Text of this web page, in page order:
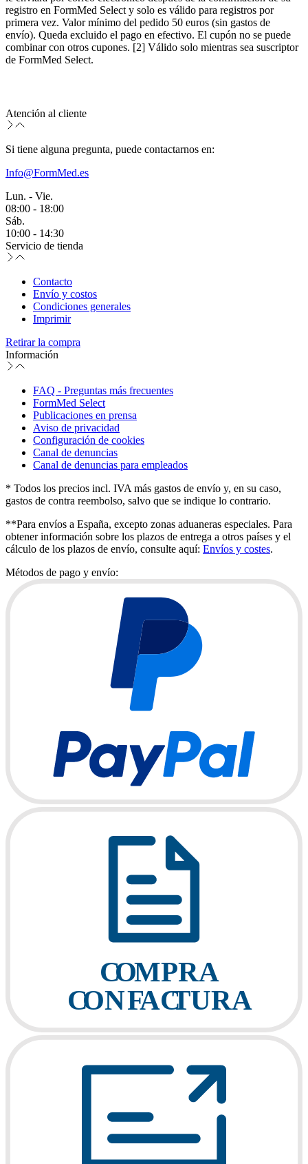
registro en FormMed Select y solo es válido para registros por
primera vez. Valor mínimo del pedido 50 euros (sin gastos de
envío). Queda excluido el pago en efectivo. El cupón no se puede
combinar con otros cupones. [2] Válido solo mientras sea suscriptor
de FormMed Select.
Atención al cliente
Si tiene alguna pregunta, puede contactarnos en:
Info@FormMed.es
Lun. - Vie.
08:00 - 18:00
Sáb.
10:00 - 14:30
Servicio de tienda
Contacto
Envío y costos
Condiciones generales
Imprimir
Retirar la compra
Información
FAQ - Preguntas más frecuentes
FormMed Select
Publicaciones en prensa
Aviso de privacidad
Configuración de cookies
Canal de denuncias
Canal de denuncias para empleados
* Todos los precios incl. IVA más gastos de envío y, en su caso,
gastos de contra reembolso, salvo que se indique lo contrario.
**Para envíos a España, excepto zonas aduaneras especiales. Para
obtener información sobre los plazos de entrega a otros países y el
cálculo de los plazos de envío, consulte aquí: Envíos y costes.
Métodos de pago y envío: